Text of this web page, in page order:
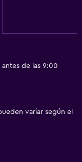
de las 9:00
variar según el